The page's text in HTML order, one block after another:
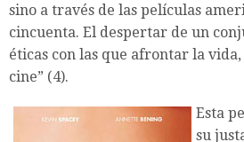
sino a través de las películas
cincuenta. El despertar de un
éticas con las que afrontar la
cine” (4).
Esta
su